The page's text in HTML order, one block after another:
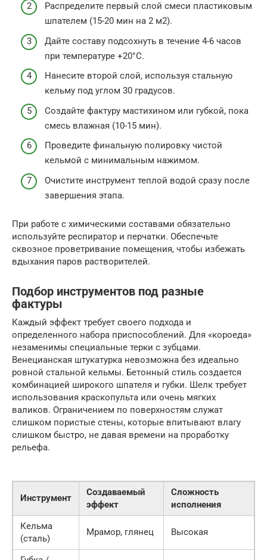
Распределите первый слой смеси пластиковым
шпателем (15-20 мин на 2 м2).
Дайте составу подсохнуть в течение 4-6 часов
при температуре +20°C.
Нанесите второй слой, используя стальную
кельму под углом 30 градусов.
Создайте фактуру мастихином или губкой, пока
смесь влажная (10-15 мин).
Проведите финальную полировку чистой
кельмой с минимальным нажимом.
Очистите инструмент теплой водой сразу после
завершения этапа.
При работе с химическими составами обязательно
используйте респиратор и перчатки. Обеспечьте
сквозное проветривание помещения, чтобы избежать
вдыхания паров растворителей.
Подбор инструментов под разные
фактуры
Каждый эффект требует своего подхода и
определенного набора приспособлений. Для «короеда»
незаменимы специальные терки с зубцами.
Венецианская штукатурка невозможна без идеально
ровной стальной кельмы. Бетонный стиль создается
комбинацией широкого шпателя и губки. Шелк требует
использования краскопульта или очень мягких
валиков. Ограничением по поверхностям служат
слишком пористые стены, которые впитывают влагу
слишком быстро, не давая времени на проработку
рельефа.
Инструмент
Создаваемый
эффект
Сложность
исполнения
Кельма
(сталь)
Мрамор, глянец Высокая